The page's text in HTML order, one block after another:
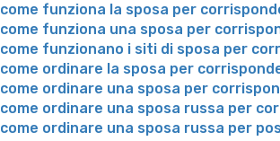
come funziona la sposa per
come funziona una sposa per
come funzionano i siti di sposa per
come ordinare la sposa per
come ordinare una sposa per
come ordinare una sposa russa per
come ordinare una sposa russa per